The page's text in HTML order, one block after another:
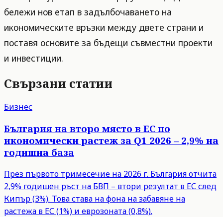
бележи нов етап в задълбочаването на
икономическите връзки между двете страни и
поставя основите за бъдещи съвместни проекти
и инвестиции.
Свързани статии
Бизнес
България на второ място в ЕС по
икономически растеж за Q1 2026 – 2,9% на
годишна база
През първото тримесечие на 2026 г. България отчита
2,9% годишен ръст на БВП – втори резултат в ЕС след
Кипър (3%). Това става на фона на забавяне на
растежа в ЕС (1%) и еврозоната (0,8%).